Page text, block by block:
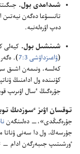
شىدامدى بول.‏
تانىسۋعا دە‌گە‌ن نيە‌تىن
دە‌پ اۋرە‌لە‌نبە.‏
شىنشىل بول.‏ كيە‌لى
(‏ۋاعىزداۋشى 3:‏7
‏)‏.‏
كە‌لسە،‏ ونىمە‌ن اشىق
كۇ‌نىندە ول ادامنىڭ
جۇ‌رە‌گىڭ ٴ‌سال اۋىرىپ
توقسان اۋىز ٴ‌سوزدىڭ
جۇ‌رە‌گىڭدى»،‏—‏ دە‌لىنگە‌ن
جۇ‌رسە‌ڭ،‏ ول دا سە‌نى ۇ‌ناتا
ٶرشىتىپ جىبە‌رگە‌ن ادام —‏